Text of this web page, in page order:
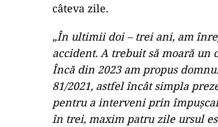
câteva zile.
„În ultimii doi – trei ani, am
accident. A trebuit să moară un
Încă din 2023 am propus
81/2021, astfel încât simpla
pentru a interveni prin
în trei, maxim patru zile ursul